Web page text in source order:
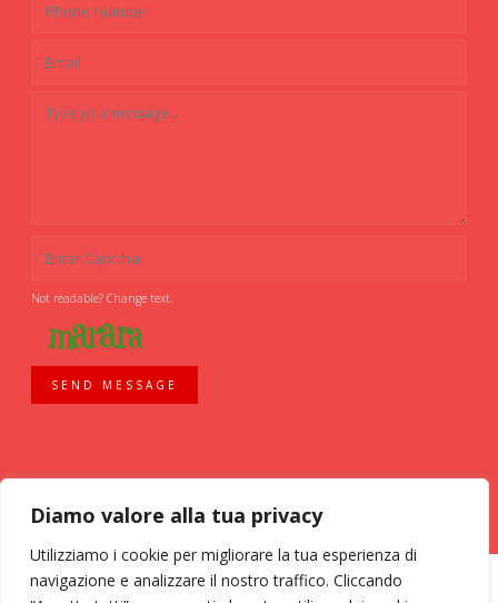
Diamo valore alla tua privacy
Utilizziamo i cookie per migliorare la tua esperienza di
navigazione e analizzare il nostro traffico. Cliccando
Not readable? Change text.
SEND MESSAGE